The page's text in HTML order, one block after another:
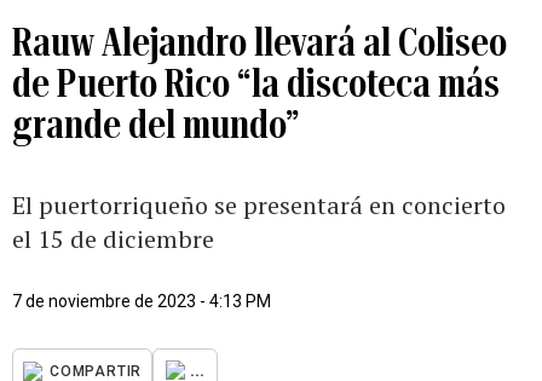
Rauw Alejandro llevará al Coliseo
de Puerto Rico “la discoteca más
grande del mundo”
El puertorriqueño se presentará en concierto
el 15 de diciembre
7 de noviembre de 2023 - 4:13 PM
COMPARTIR ...